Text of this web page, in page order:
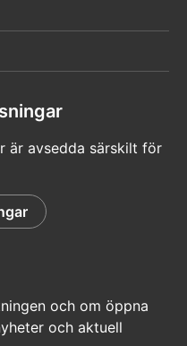
är avsedda särskilt för
och om öppna
och aktuell